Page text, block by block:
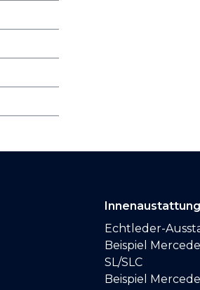
Echtleder-
Beispiel
SL/SLC
Beispiel